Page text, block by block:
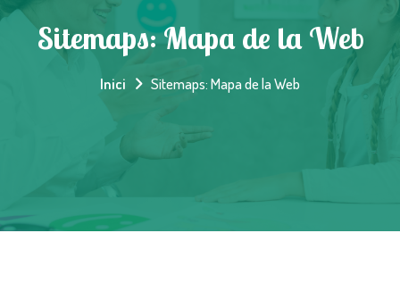
Sitemaps: Mapa de la Web
Inici Sitemaps: Mapa de la Web